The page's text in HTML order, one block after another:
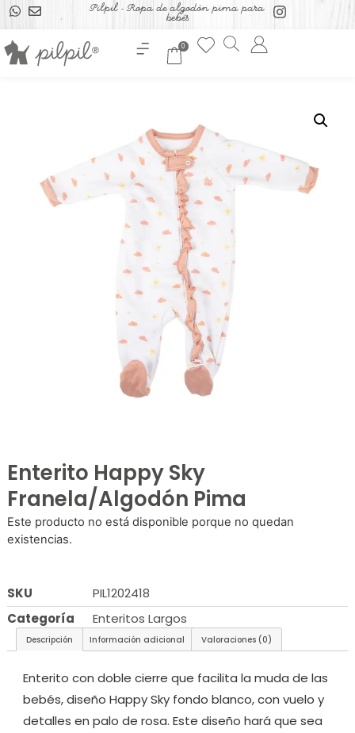
Pilpil - Ropa de algodón pima para
bebés
0
Enterito Happy Sky
Franela/Algodón Pima
Este producto no está disponible porque no quedan
existencias.
SKU
PIL1202418
Categoría
Enteritos Largos
Descripción Información adicional Valoraciones (0)
Enterito con doble cierre que facilita la muda de las
bebés, diseño Happy Sky fondo blanco, con vuelo y
detalles en palo de rosa. Este diseño hará que sea